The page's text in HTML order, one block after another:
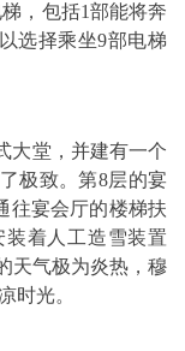
，包括1部能将奔
选择乘坐9部电梯
大堂，并建有一个
极致。第8层的宴
往宴会厅的楼梯扶
着人工造雪装置
天气极为炎热，穆
时光。